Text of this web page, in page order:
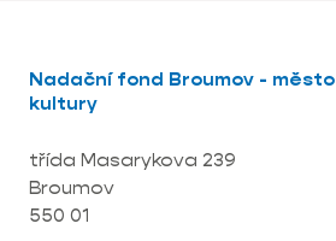
Nadační fond Broumov - město
kultury
třída Masarykova 239
Broumov
550 01